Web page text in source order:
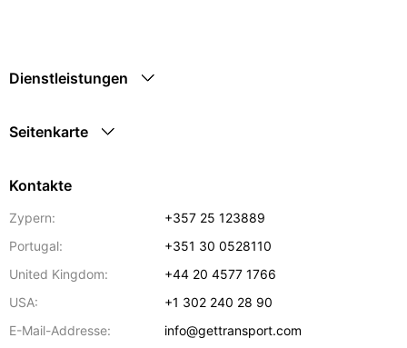
Dienstleistungen
Seitenkarte
Kontakte
Zypern:
+357 25 123889
Portugal:
+351 30 0528110
United Kingdom:
+44 20 4577 1766
USA:
+1 302 240 28 90
E-Mail-Addresse:
info@gettransport.com